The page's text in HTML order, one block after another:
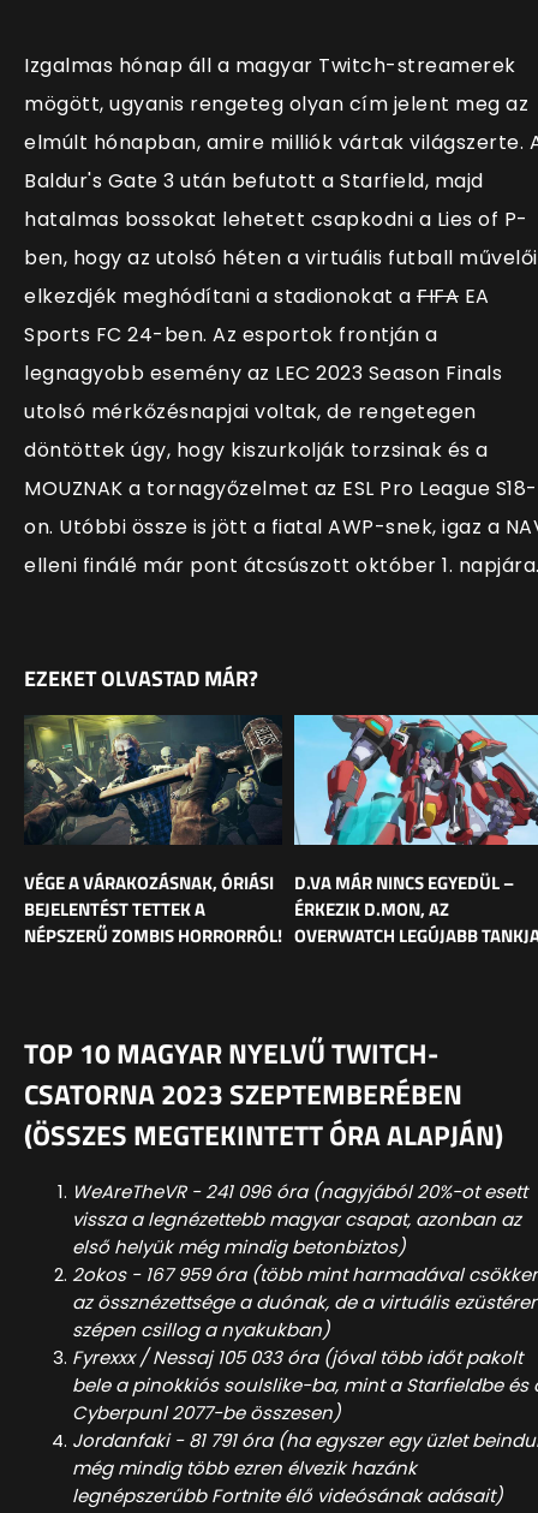
Izgalmas hónap áll a magyar Twitch-streamerek
mögött, ugyanis rengeteg olyan cím jelent meg az
elmúlt hónapban, amire milliók vártak világszerte.
Baldur's Gate 3 után befutott a Starfield, majd
hatalmas bossokat lehetett csapkodni a Lies of P-
ben, hogy az utolsó héten a virtuális futball művelői
elkezdjék meghódítani a stadionokat a FIFA EA
Sports FC 24-ben. Az esportok frontján a
legnagyobb esemény az LEC 2023 Season Finals
utolsó mérkőzésnapjai voltak, de rengetegen
döntöttek úgy, hogy kiszurkolják torzsinak és a
MOUZNAK a tornagyőzelmet az ESL Pro League S18-
on. Utóbbi össze is jött a fiatal AWP-snek, igaz a
elleni finálé már pont átcsúszott október 1.
EZEKET OLVASTAD MÁR?
VÉGE A VÁRAKOZÁSNAK, ÓRIÁSI
BEJELENTÉST TETTEK A
NÉPSZERŰ ZOMBIS HORRORRÓL!
D.VA MÁR NINCS EGYEDÜL –
ÉRKEZIK D.MON, AZ
OVERWATCH LEGÚJABB
TOP 10 MAGYAR NYELVŰ TWITCH-
CSATORNA 2023 SZEPTEMBERÉBEN
(ÖSSZES MEGTEKINTETT ÓRA ALAPJÁN)
WeAreTheVR - 241 096 óra (nagyjából 20%-ot esett
vissza a legnézettebb magyar csapat, azonban az
első helyük még mindig betonbiztos)
2okos - 167 959 óra (több mint harmadával
az össznézettsége a duónak, de a virtuális
szépen csillog a nyakukban)
Fyrexxx / Nessaj 105 033 óra (jóval több időt pakolt
bele a pinokkiós soulslike-ba, mint a Starfieldbe és
Cyberpunl 2077-be összesen)
Jordanfaki - 81 791 óra (ha egyszer egy üzlet
még mindig több ezren élvezik hazánk
legnépszerűbb Fortnite élő videósának adásait)